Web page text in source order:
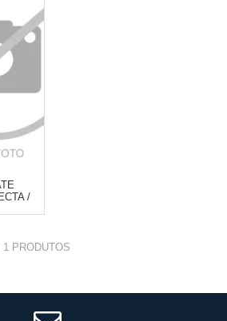
/
1 PRODUTOS